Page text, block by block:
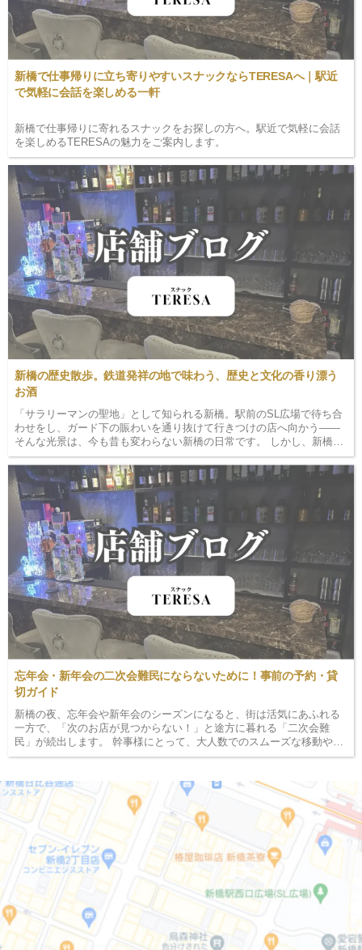
新橋で仕事帰りに立ち寄りやすいスナックならTERESAへ｜駅近
で気軽に会話を楽しめる一軒
新橋で仕事帰りに寄れるスナックをお探しの方へ。駅近で気軽に会話
を楽しめるTERESAの魅力をご案内します。
新橋の歴史散歩。鉄道発祥の地で味わう、歴史と文化の香り漂う
お酒
「サラリーマンの聖地」として知られる新橋。駅前のSL広場で待ち合
わせをし、ガード下の賑わいを通り抜けて行きつけの店へ向かう――
そんな光景は、今も昔も変わらない新橋の日常です。 しかし、新橋は
単なるビジネス街ではありません。ここは日本の近代化を支えた「鉄
道発祥の地」であり、江戸・明治・大正・昭和と、そ…
忘年会・新年会の二次会難民にならないために！事前の予約・貸
切ガイド
新橋の夜、忘年会や新年会のシーズンになると、街は活気にあふれる
一方で、「次のお店が見つからない！」と途方に暮れる「二次会難
民」が続出します。 幹事様にとって、大人数でのスムーズな移動や、
予算内での店選びは大きなプレッシャーですよね。そこで今回は、新